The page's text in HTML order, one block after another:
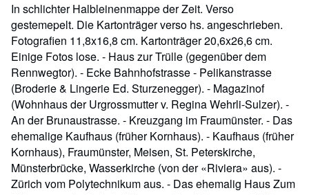
In schlichter Halbleinenmappe der Zeit. Verso
gestemepelt. Die Kartonträger verso hs. angeschrieben.
Fotografien 11,8x16,8 cm. Kartonträger 20,6x26,6 cm.
Einige Fotos lose. - Haus zur Trülle (gegenüber dem
Rennwegtor). - Ecke Bahnhofstrasse - Pelikanstrasse
(Broderie & Lingerie Ed. Sturzenegger). - Magazinof
(Wohnhaus der Urgrossmutter v. Regina Wehrli-Sulzer). -
An der Brunaustrasse. - Kreuzgang im Fraumünster. - Das
ehemalige Kaufhaus (früher Kornhaus). - Kaufhaus (früher
Kornhaus), Fraumünster, Meisen, St. Peterskirche,
Münsterbrücke, Wasserkirche (von der «Riviera» aus). -
Zürich vom Polytechnikum aus. - Das ehemalig Haus Zum